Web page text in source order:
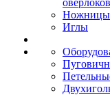
оверлоков
Ножницы
Иглы